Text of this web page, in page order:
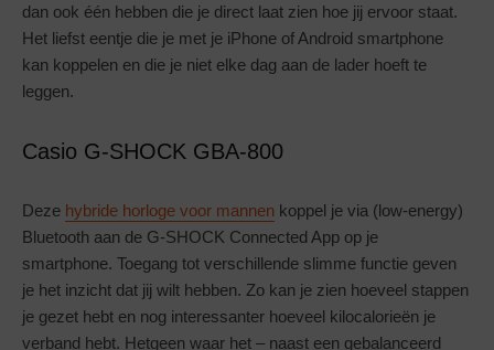
dan ook één hebben die je direct laat zien hoe jij ervoor staat.
Het liefst eentje die je met je iPhone of Android smartphone
kan koppelen en die je niet elke dag aan de lader hoeft te
leggen.
Casio G-SHOCK GBA-800
Deze hybride horloge voor mannen koppel je via (low-energy)
Bluetooth aan de G-SHOCK Connected App op je
smartphone. Toegang tot verschillende slimme functie geven
je het inzicht dat jij wilt hebben. Zo kan je zien hoeveel stappen
je gezet hebt en nog interessanter hoeveel kilocalorieën je
verband hebt. Hetgeen waar het – naast een gebalanceerd